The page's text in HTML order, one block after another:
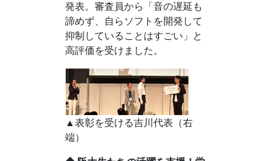
発表。審査員から「音の遅延も
諦めず、自らソフトを開発して
抑制していることはすごい」と
高評価を受けました。
▲表彰を受ける吉川代表（右
端）